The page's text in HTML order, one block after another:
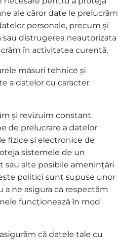
ale căror date le prelucrăm
personale, precum și
distrugerea neautorizata
în activitatea curentă.
măsuri tehnice și
a datelor cu caracter
și revizuim constant
de prelucrare a datelor
fizice și electronice de
sistemele de un
sau alte posibile amenințări
politici sunt supuse unor
ne asigura că respectăm
funcționează în mod
că datele tale cu